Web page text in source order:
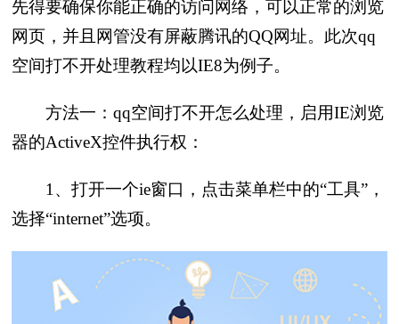
先得要确保你能正确的访问网络，可以正常的浏览
网页，并且网管没有屏蔽腾讯的QQ网址。此次qq
空间打不开处理教程均以IE8为例子。
方法一：qq空间打不开怎么处理，启用IE浏览
器的ActiveX控件执行权：
1、打开一个ie窗口，点击菜单栏中的“工具”，
选择“internet”选项。